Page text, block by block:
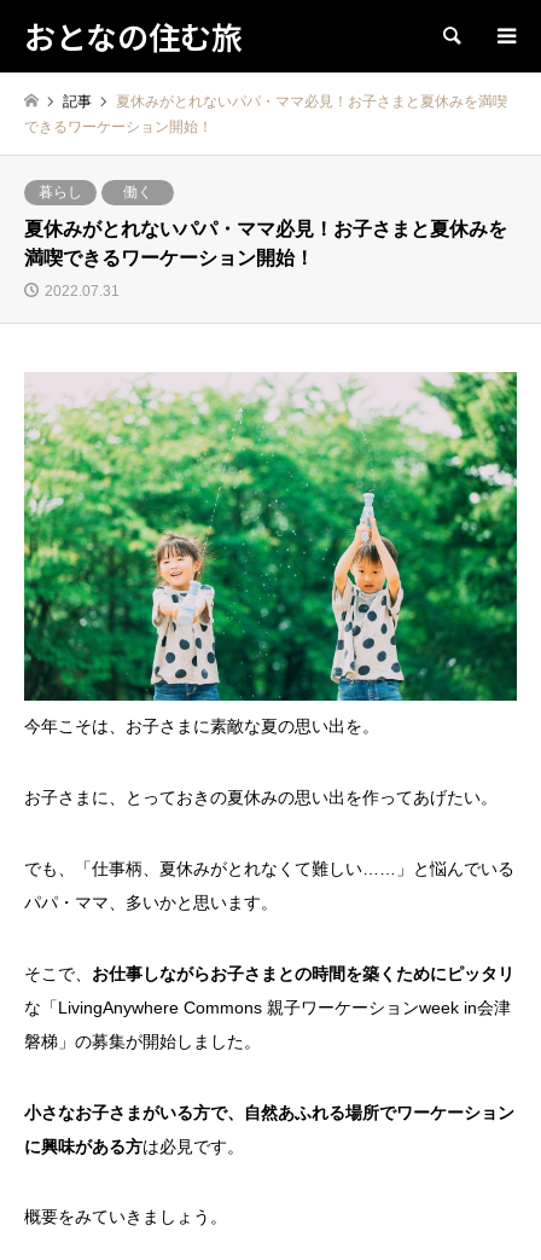
おとなの住む旅 検索
記事
夏休みがとれないパパ・ママ必見！お子さまと夏休みを満喫
できるワーケーション開始！
暮らし 働く
夏休みがとれないパパ・ママ必見！お子さまと夏休みを
満喫できるワーケーション開始！
2022.07.31
今年こそは、お子さまに素敵な夏の思い出を。
お子さまに、とっておきの夏休みの思い出を作ってあげたい。
でも、「仕事柄、夏休みがとれなくて難しい……」と悩んでいる
パパ・ママ、多いかと思います。
そこで、 お仕事しながらお子さまとの時間を築くためにピッタリ
な「LivingAnywhere Commons 親子ワーケーションweek in会津
磐梯」の募集が開始しました。
小さなお子さまがいる方で、自然あふれる場所でワーケーション
に興味がある方は必見です。
概要をみていきましょう。